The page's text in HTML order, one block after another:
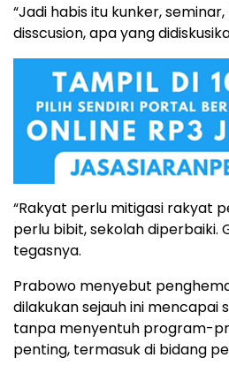
“Jadi habis itu kunker,
disscusion, apa yang
“Rakyat perlu mitigasi rakyat
perlu bibit, sekolah diperbaiki.
tegasnya.
Prabowo menyebut
dilakukan sejauh ini mencapai
tanpa menyentuh program-
penting, termasuk di bidang